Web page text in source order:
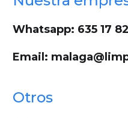
Whatsapp: 635 17
Email:
Otros